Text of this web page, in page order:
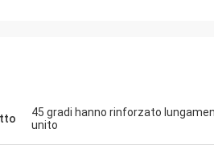
45 gradi hanno rinforzato
unito